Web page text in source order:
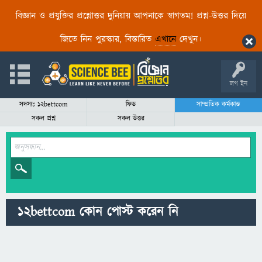
বিজ্ঞান ও প্রযুক্তির প্রশ্নোত্তর দুনিয়ায় আপনাকে স্বাগতম! প্রশ্ন-উত্তর দিয়ে
জিতে নিন পুরস্কার, বিস্তারিত এখানেদেখুন।
লগ ইন
সদস্যঃ 12bettcom ফিড
সাম্প্রতিক কর্মকান্ড
সকল প্রশ্ন
সকল উত্তর
12bettcom কোন পোস্ট করেন নি